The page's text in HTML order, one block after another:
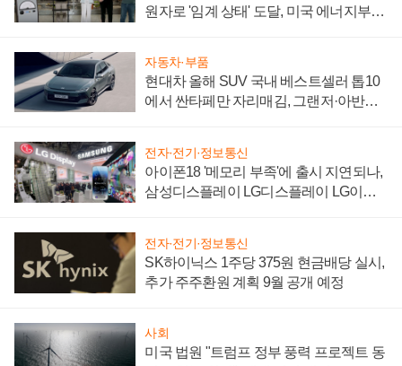
원자로 '임계 상태' 도달, 미국 에너지부
자동차·부품
현대차 올해 SUV 국내 베스트셀러 톱10
에서 싼타페만 자리매김, 그랜저·아반떼
전자·전기·정보통신
아이폰18 '메모리 부족'에 출시 지연되나,
삼성디스플레이 LG디스플레이 LG이노
전자·전기·정보통신
SK하이닉스 1주당 375원 현금배당 실시,
추가 주주환원 계획 9월 공개 예정
사회
미국 법원 "트럼프 정부 풍력 프로젝트 동